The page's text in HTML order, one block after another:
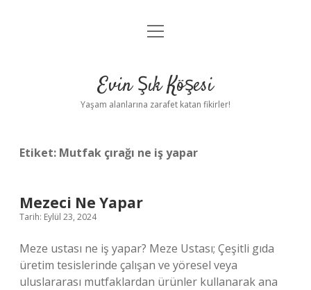
Anasayfa
Yasal Uyarı
menüyü
Evin Şık Köşesi
Yaşam alanlarına zarafet katan fikirler!
Etiket: Mutfak çırağı ne iş yapar
Mezeci Ne Yapar
Tarih: Eylül 23, 2024
Meze ustası ne iş yapar? Meze Ustası; Çeşitli gıda
üretim tesislerinde çalışan ve yöresel veya
uluslararası mutfaklardan ürünler kullanarak ana